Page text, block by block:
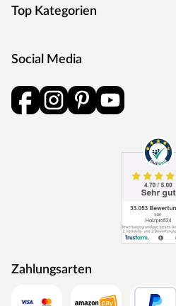
Top Kategorien
Social Media
Zahlungsarten